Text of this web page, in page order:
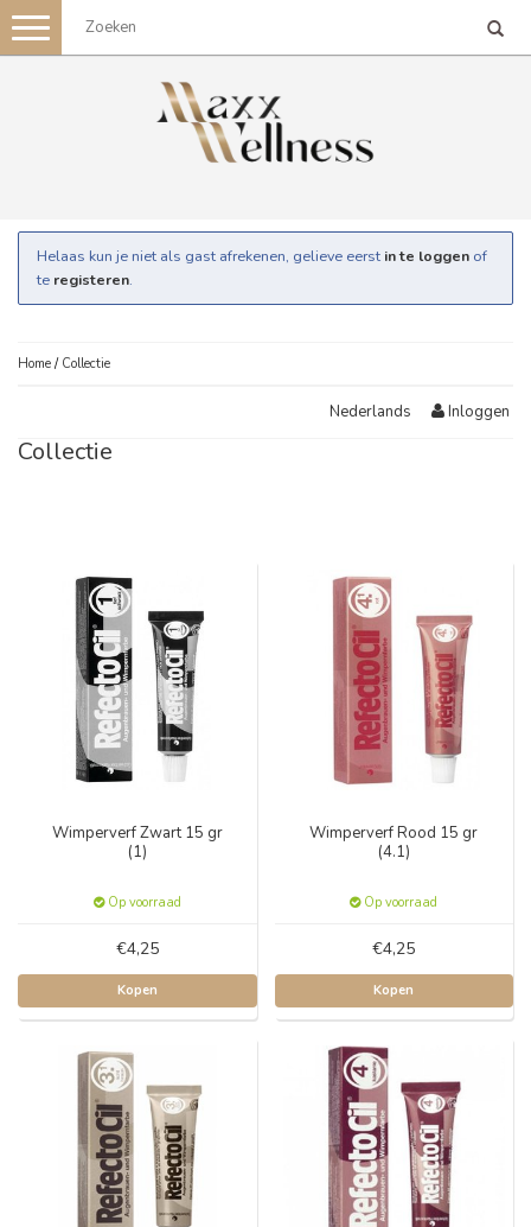
Toggle
navigation
Helaas kun je niet als gast afrekenen, gelieve eerst in te loggen of
te registeren.
Home / Collectie
Nederlands Inloggen
Collectie
Wimperverf Zwart 15 gr
(1)
Op voorraad
€4,25
Kopen
Wimperverf Rood 15 gr
(4.1)
Op voorraad
€4,25
Kopen